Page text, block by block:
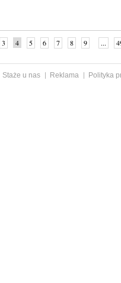
3 4 5 6 7 8 9 ...
Staże u nas Reklama
Polityka